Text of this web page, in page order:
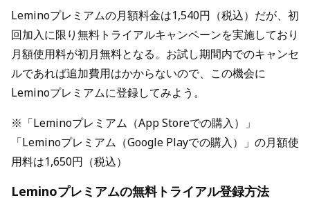
Leminoプレミアムの月額料金は1,540円（税込）だが、初
回加入に限り無料トライアルキャンペーンを実施しており
月額使用料が初月無料となる。お試し期間内でのキャンセ
ルであれば追加費用はかからないので、この機会に
Leminoプレミアムに登録してみよう。
※「Leminoプレミアム（App Storeでの購入）」
「Leminoプレミアム（Google Playでの購入）」の月額使
用料は1,650円（税込）
Leminoプレミアムの無料トライアル登録方法